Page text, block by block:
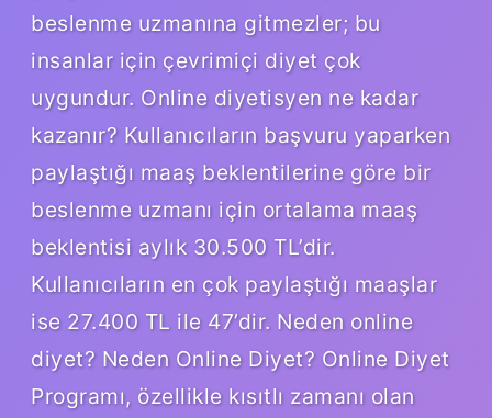
beslenme uzmanına gitmezler; bu
insanlar için çevrimiçi diyet çok
uygundur. Online diyetisyen ne kadar
kazanır? Kullanıcıların başvuru yaparken
paylaştığı maaş beklentilerine göre bir
beslenme uzmanı için ortalama maaş
beklentisi aylık 30.500 TL’dir.
Kullanıcıların en çok paylaştığı maaşlar
ise 27.400 TL ile 47’dir. Neden online
diyet? Neden Online Diyet? Online Diyet
Programı, özellikle kısıtlı zamanı olan